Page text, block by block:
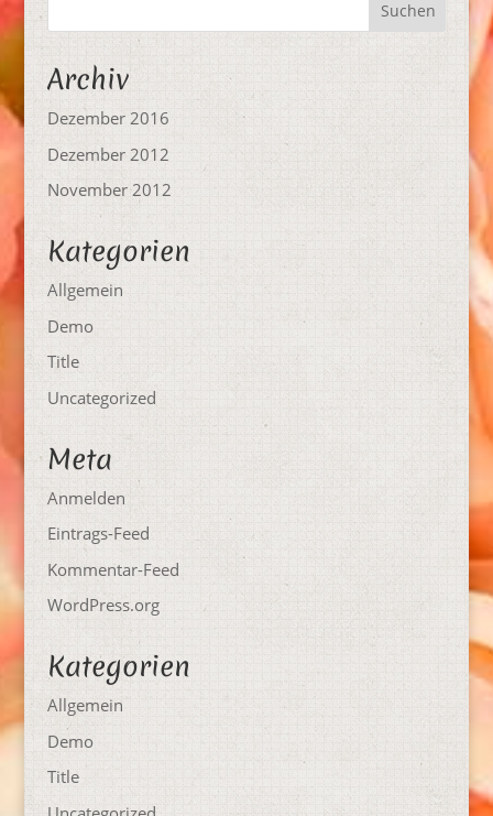
Archiv
Dezember 2016
Dezember 2012
November 2012
Kategorien
Allgemein
Demo
Title
Uncategorized
Meta
Anmelden
Eintrags-Feed
Kommentar-Feed
WordPress.org
Kategorien
Allgemein
Demo
Title